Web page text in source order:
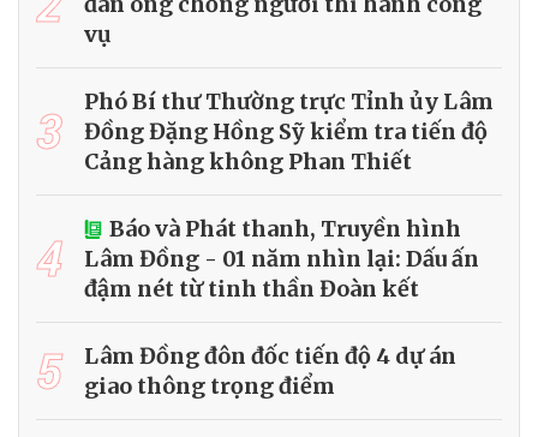
vụ
3
Phó Bí thư Thường trực Tỉnh ủy Lâm
Đồng Đặng Hồng Sỹ kiểm tra tiến độ
Cảng hàng không Phan Thiết
4
Báo và Phát thanh, Truyền hình
Lâm Đồng - 01 năm nhìn lại: Dấu ấn
đậm nét từ tinh thần Đoàn kết
5
Lâm Đồng đôn đốc tiến độ 4 dự án
giao thông trọng điểm